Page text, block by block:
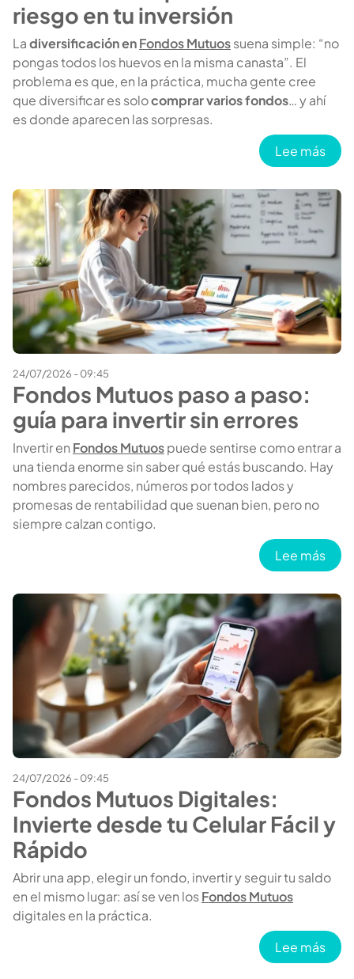
riesgo en tu inversión
Ladiversificación enFondos Mutuossuena simple: “no
pongas todos los huevos en la misma canasta”. El
problema es que, en la práctica, mucha gente cree
que diversificar es solocomprar varios fondos… y ahí
es donde aparecen las sorpresas.
Lee más
24/07/2026 - 09:45
Fondos Mutuos paso a paso:
guía para invertir sin errores
Invertir en Fondos Mutuospuede sentirse como entrar a
una tienda enorme sin saber qué estás buscando. Hay
nombres parecidos, números por todos lados y
promesas de rentabilidad que suenan bien, pero no
siempre calzan contigo.
Lee más
24/07/2026 - 09:45
Fondos Mutuos Digitales:
Invierte desde tu Celular Fácil y
Rápido
Abrir una app, elegir un fondo, invertir y seguir tu saldo
en el mismo lugar: así se ven losFondos Mutuos
digitales en la práctica.
Lee más